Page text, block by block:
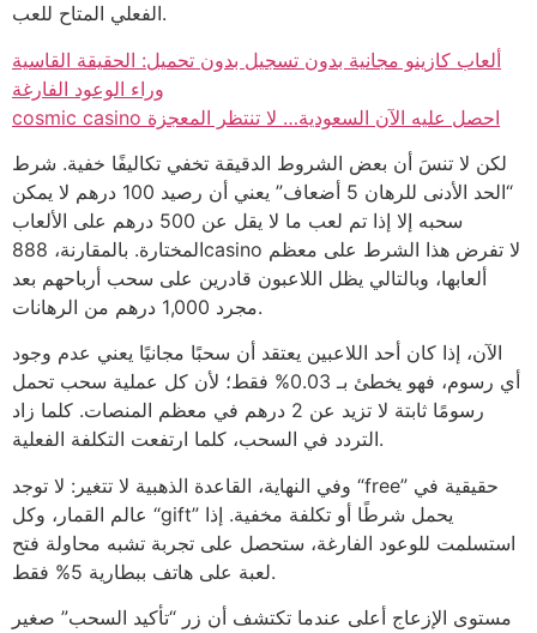
الفعلي المتاح للعب.
ألعاب كازينو مجانية بدون تسجيل بدون تحميل: الحقيقة القاسية
وراء الوعود الفارغة
cosmic casino احصل عليه الآن السعودية… لا تنتظر المعجزة
لكن لا تنسَ أن بعض الشروط الدقيقة تخفي تكاليفًا خفية. شرط
“الحد الأدنى للرهان 5 أضعاف” يعني أن رصيد 100 درهم لا يمكن
سحبه إلا إذا تم لعب ما لا يقل عن 500 درهم على الألعاب
المختارة. بالمقارنة، 888casino لا تفرض هذا الشرط على معظم
ألعابها، وبالتالي يظل اللاعبون قادرين على سحب أرباحهم بعد
مجرد 1,000 درهم من الرهانات.
الآن، إذا كان أحد اللاعبين يعتقد أن سحبًا مجانيًا يعني عدم وجود
أي رسوم، فهو يخطئ بـ 0.03% فقط؛ لأن كل عملية سحب تحمل
رسومًا ثابتة لا تزيد عن 2 درهم في معظم المنصات. كلما زاد
التردد في السحب، كلما ارتفعت التكلفة الفعلية.
وفي النهاية، القاعدة الذهبية لا تتغير: لا توجد “free” حقيقية في
عالم القمار، وكل “gift” يحمل شرطًا أو تكلفة مخفية. إذا
استسلمت للوعود الفارغة، ستحصل على تجربة تشبه محاولة فتح
لعبة على هاتف ببطارية 5% فقط.
مستوى الإزعاج أعلى عندما تكتشف أن زر “تأكيد السحب” صغير